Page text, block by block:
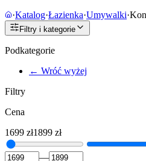
·Katalog·Łazienka·Umywalki·
Filtry i kategorie
Podkategorie
← Wróć wyżej
Filtry
Cena
1699 zł1899 zł
—